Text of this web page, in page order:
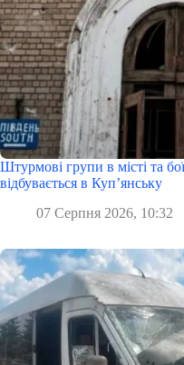
Штурмові групи в місті та
відбувається в Куп’янську
07 Серпня 2026, 10:32